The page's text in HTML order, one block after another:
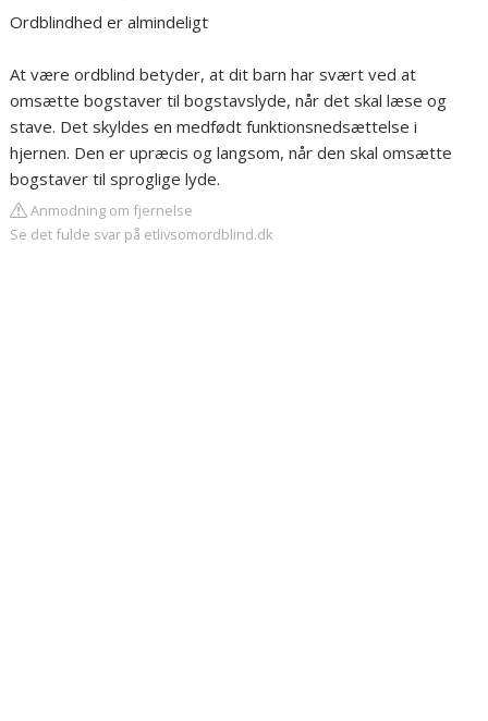
Ordblindhed er almindeligt
At være ordblind betyder, at dit barn har svært ved at
omsætte bogstaver til bogstavslyde, når det skal læse og
stave. Det skyldes en medfødt funktionsnedsættelse i
hjernen. Den er upræcis og langsom, når den skal omsætte
bogstaver til sproglige lyde.
Anmodning om fjernelse
Se det fulde svar på etlivsomordblind.dk